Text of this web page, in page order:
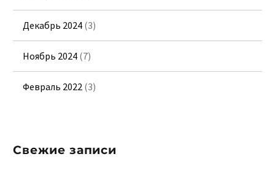
Декабрь 2024 (3)
Ноябрь 2024 (7)
Февраль 2022 (3)
Свежие записи